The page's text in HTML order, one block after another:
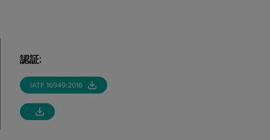
認証:
IATF 16949:2016